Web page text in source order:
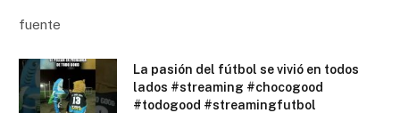
fuente
La pasión del fútbol se vivió en todos
lados #streaming #chocogood
#todogood #streamingfutbol